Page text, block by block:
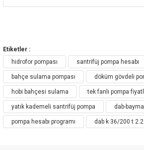
sulamalardaYorum Yaz
Etiketler :
hidrofor pompası
santrifüj pompa hesabı
bahçe sulama pompası döküm gövdeli
hobi bahçesi sulama tek fanlı pompa
yatık kademeli santrifüj pompa dab-
pompa hesabı programı dab k 36/200 t